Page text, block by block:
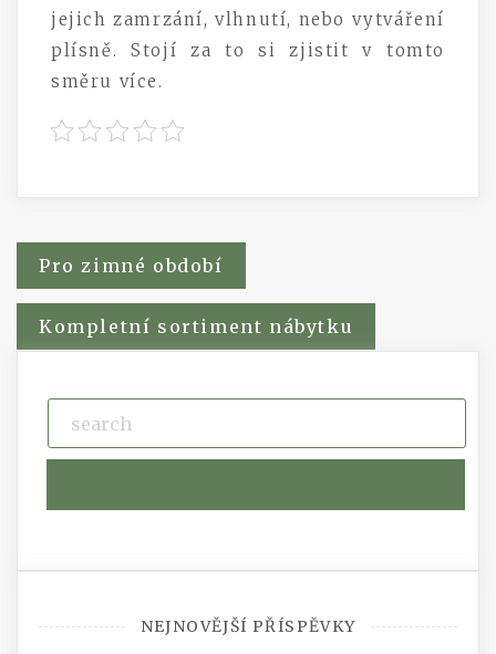
jejich zamrzání, vlhnutí, nebo vytváření
plísně. Stojí za to si zjistit v tomto
směru více.
Navigace
pro
příspěvek
Pro zimné období
Kompletní sortiment nábytku
NEJNOVĚJŠÍ PŘÍSPĚVKY